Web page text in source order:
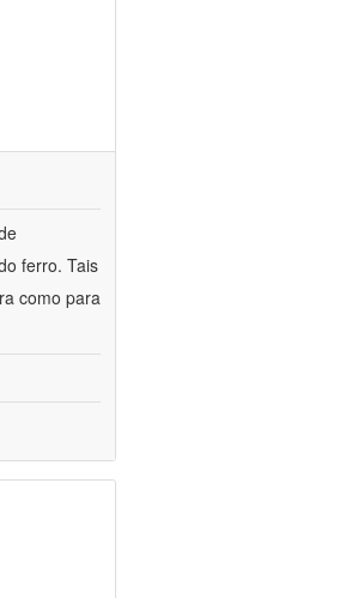
ferro. Tais
como para